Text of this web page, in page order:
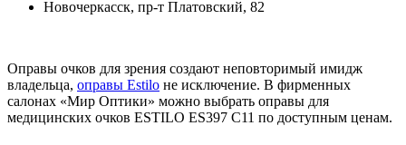
Новочеркасск, пр-т Платовский, 82
Оправы очков для зрения создают неповторимый имидж
владельца, оправы Estilo не исключение. В фирменных
салонах «Мир Оптики» можно выбрать оправы для
медицинских очков ESTILO ES397 C11 по доступным ценам.